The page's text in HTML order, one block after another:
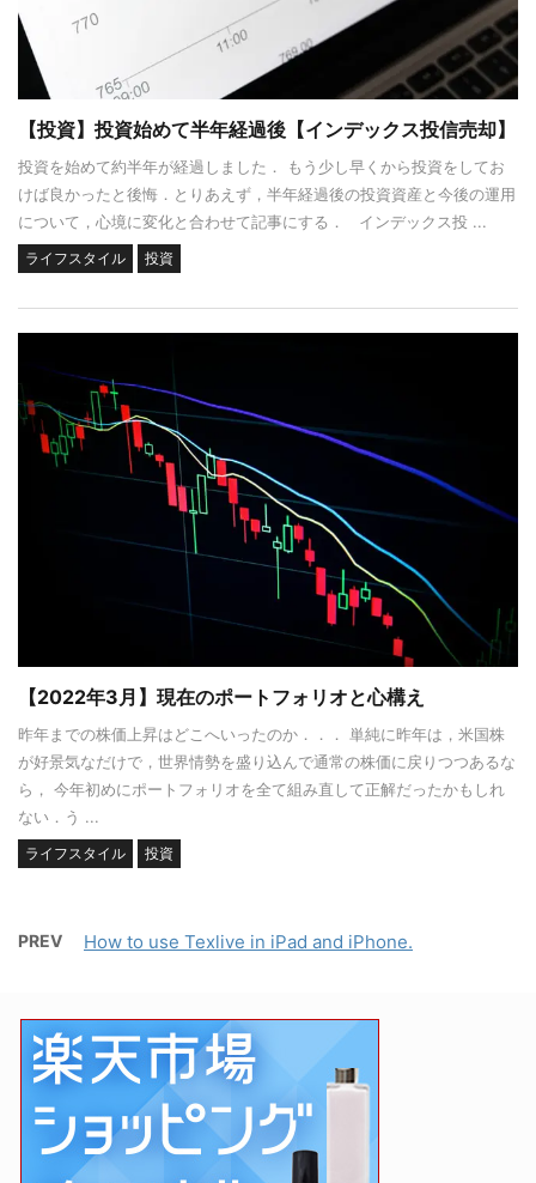
【投資】投資始めて半年経過後【インデックス投信売却】
投資を始めて約半年が経過しました． もう少し早くから投資をしてお
けば良かったと後悔．とりあえず，半年経過後の投資資産と今後の運用
について，心境に変化と合わせて記事にする． インデックス投 ...
ライフスタイル 投資
【2022年3月】現在のポートフォリオと心構え
昨年までの株価上昇はどこへいったのか．．． 単純に昨年は，米国株
が好景気なだけで，世界情勢を盛り込んで通常の株価に戻りつつあるな
ら， 今年初めにポートフォリオを全て組み直して正解だったかもしれ
ない．う ...
ライフスタイル 投資
PREV How to use Texlive in iPad and iPhone.